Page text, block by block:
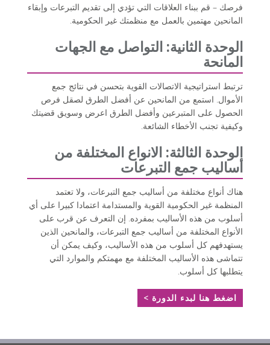
فرصك – قم ببناء العلاقات التي تؤدي إلى تقديم التبرعات وإبقاء
المانحين مهتمين بالعمل مع منظمتك غير الحكومية.
الوحدة الثانية: التواصل مع الجهات
المانحة
ترتبط استراتيجية الاتصالات القوية بتحسن في نتائج جمع
الأموال. استمع من المانحين عن أفضل الطرق لصقل فرص
الحصول على المتبرعين وأفضل الطرق اعرض وسويق قضيتك
وكيفية تجنب الأخطاء الشائعة.
الوحدة الثالثة: الانواع المختلفة من
أساليب جمع التبرعات
هناك أنواع مختلفة من أساليب جمع التبرعات، ولا تعتمد
المنظمة غير الحكومية القوية والمستدامة اعتمادا كبيرا على أي
أسلوب من هذه الأساليب بمفرده. إن التعرف عن قرب على
الأنواع المختلفة من أساليب جمع التبرعات، والمانحين الذين
يستهدفهم كل أسلوب من هذه الأساليب، وكيف يمكن أن
تتماشى هذه الأساليب المختلفة مع مهمتكم والموارد التي
يتطلبها كل أسلوب.
اضغط هنا لبدء الدورة >